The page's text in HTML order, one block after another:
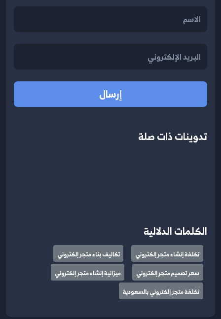
إرسال
تدوينات ذات صلة
الكلمات الدلالية
تكلفة إنشاء متجر إلكتروني
تكاليف بناء متجر إلكتروني
سعر تصميم متجر إلكتروني
ميزانية إنشاء متجر إلكتروني
تكلفة متجر إلكتروني بالسعودية